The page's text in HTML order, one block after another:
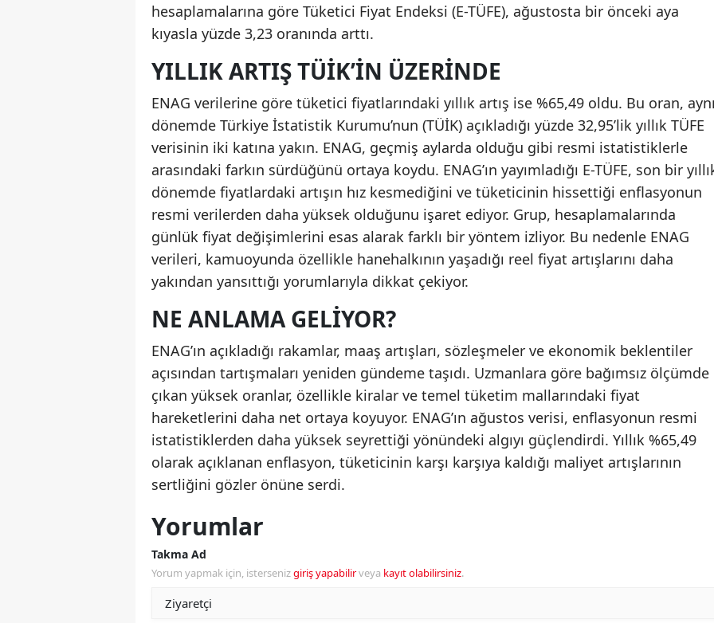
hesaplamalarına göre Tüketici Fiyat Endeksi (E-TÜFE), ağustosta bir önceki aya
kıyasla yüzde 3,23 oranında arttı.
YILLIK ARTIŞ TÜİK’IN ÜZERINDE
ENAG verilerine göre tüketici fiyatlarındaki yıllık artış ise %65,49 oldu. Bu oran,
dönemde Türkiye İstatistik Kurumu’nun (TÜİK) açıkladığı yüzde 32,95’lik yıllık TÜFE
verisinin iki katına yakın. ENAG, geçmiş aylarda olduğu gibi resmi istatistiklerle
arasındaki farkın sürdüğünü ortaya koydu. ENAG’ın yayımladığı E-TÜFE, son bir
dönemde fiyatlardaki artışın hız kesmediğini ve tüketicinin hissettiği enflasyonun
resmi verilerden daha yüksek olduğunu işaret ediyor. Grup, hesaplamalarında
günlük fiyat değişimlerini esas alarak farklı bir yöntem izliyor. Bu nedenle ENAG
verileri, kamuoyunda özellikle hanehalkının yaşadığı reel fiyat artışlarını daha
yakından yansıttığı yorumlarıyla dikkat çekiyor.
NE ANLAMA GELIYOR?
ENAG’ın açıkladığı rakamlar, maaş artışları, sözleşmeler ve ekonomik beklentiler
açısından tartışmaları yeniden gündeme taşıdı. Uzmanlara göre bağımsız ölçümde
çıkan yüksek oranlar, özellikle kiralar ve temel tüketim mallarındaki fiyat
hareketlerini daha net ortaya koyuyor. ENAG’ın ağustos verisi, enflasyonun resmi
istatistiklerden daha yüksek seyrettiği yönündeki algıyı güçlendirdi. Yıllık %65,49
olarak açıklanan enflasyon, tüketicinin karşı karşıya kaldığı maliyet artışlarının
sertliğini gözler önüne serdi.
Yorumlar
Takma Ad
Yorum yapmak için, istersenizgiriş yapabilirveya kayıt olabilirsiniz.